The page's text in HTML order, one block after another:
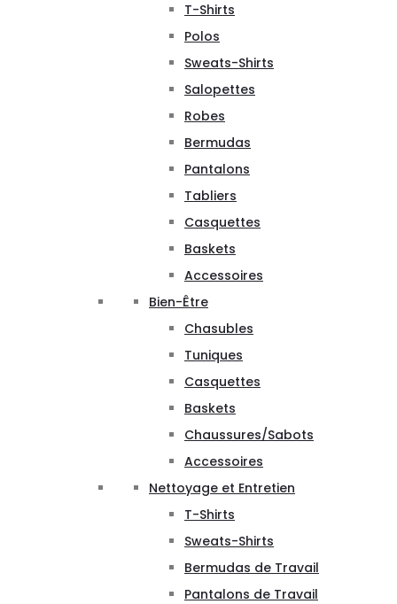
T-Shirts
Polos
Sweats-Shirts
Salopettes
Robes
Bermudas
Pantalons
Tabliers
Casquettes
Baskets
Accessoires
Bien-Être
Chasubles
Tuniques
Casquettes
Baskets
Chaussures/Sabots
Accessoires
Nettoyage et Entretien
T-Shirts
Sweats-Shirts
Bermudas de Travail
Pantalons de Travail